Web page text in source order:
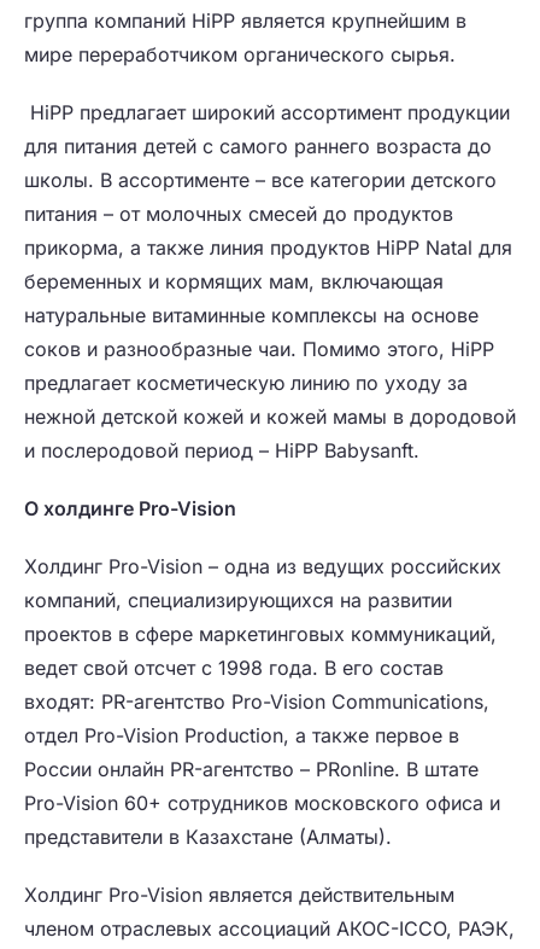
группа компаний HiPP является крупнейшим в
мире переработчиком органического сырья.
HiPP предлагает широкий ассортимент продукции
для питания детей с самого раннего возраста до
школы. В ассортименте – все категории детского
питания – от молочных смесей до продуктов
прикорма, а также линия продуктов HiPP Natal для
беременных и кормящих мам, включающая
натуральные витаминные комплексы на основе
соков и разнообразные чаи. Помимо этого, HiPP
предлагает косметическую линию по уходу за
нежной детской кожей и кожей мамы в дородовой
и послеродовой период – HiPP Babysanft.
О холдинге Pro-Vision
Холдинг Pro-Vision – одна из ведущих российских
компаний, специализирующихся на развитии
проектов в сфере маркетинговых коммуникаций,
ведет свой отсчет с 1998 года. В его состав
входят: PR-агентство Pro-Vision Communications,
отдел Pro-Vision Production, а также первое в
России онлайн PR-агентство – PRonline. В штате
Pro-Vision 60+ сотрудников московского офиса и
представители в Казахстане (Алматы).
Холдинг Pro-Vision является действительным
членом отраслевых ассоциаций АКОС-ICCO, РАЭК,